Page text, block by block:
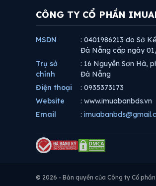
CÔNG TY CỔ PHẦN
MSDN
: 0401986213 do Sở
Đà Nẵng cấp ngày
Trụ sở
chính
: 16 Nguyễn Sơn Hà,
Đà Nẵng
Điện thoại
: 0935373173
Website
: www.imuabanbds.vn
Email
:
© 2026 - Bản quyền của Công ty Cổ phần